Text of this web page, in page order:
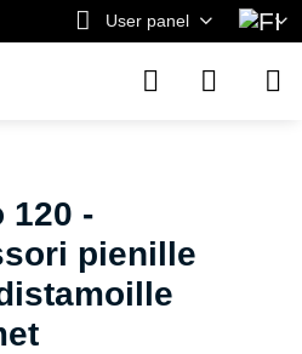
User panel
120 -
pienille